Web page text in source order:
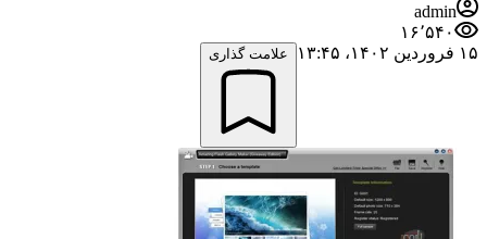
admin
۱۶٬۵۴۰
۱۵ فروردین ۱۴۰۲،‏ ۱۳:۴۵
علامت گذاری